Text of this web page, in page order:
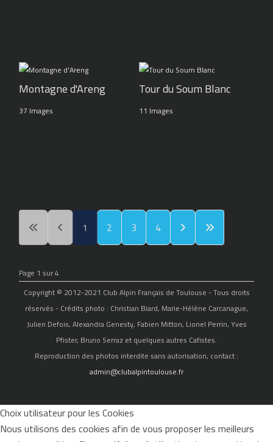
Montagne d'Areng
37 Images
Tour du Soum Blanc
11 Images
1 2 3 4
Page 1 sur 4
Copyright © 2012-2021 Club Alpin Français de Toulouse - Tous droits
réservés - Crédits photo : Christian Biard, Marie-Hélène Carcanague,
Julien Defois, Alexandra Genesty, Fabien Mitton, Lionel Perrin, Yves
Pfister, Bruno Serraz et quelques autres Cafistes.
Reproduction des photos interdite sans autorisation, contact :
admin@clubalpintoulouse.fr
Choix utilisateur pour les Cookies
Nous utilisons des cookies afin de vous proposer les meilleurs